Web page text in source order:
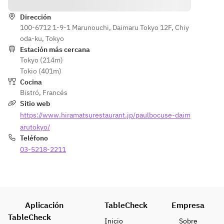
Dirección
100-6712 1-9-1 Marunouchi, Daimaru Tokyo 12F, Chiy
oda-ku, Tokyo
Estación más cercana
Tokyo (214m)
Tokio (401m)
Cocina
Bistró, Francés
Sitio web
https://www.hiramatsurestaurant.jp/paulbocuse-daim
arutokyo/
Teléfono
03-5218-2211
Aplicación
TableCheck
TableCheck
Inicio
Empresa
Sobre